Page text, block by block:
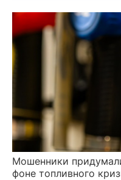
Мошенники
фоне топливного